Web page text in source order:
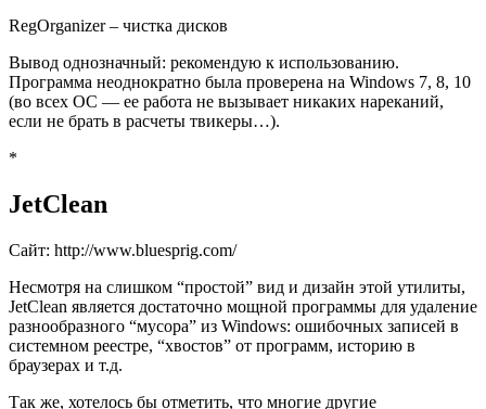
RegOrganizer – чистка дисков
Вывод однозначный: рекомендую к использованию.
Программа неоднократно была проверена на Windows 7, 8, 10
(во всех ОС — ее работа не вызывает никаких нареканий,
если не брать в расчеты твикеры…).
*
JetClean
Сайт: http://www.bluesprig.com/
Несмотря на слишком “простой” вид и дизайн этой утилиты,
JetClean является достаточно мощной программы для удаление
разнообразного “мусора” из Windows: ошибочных записей в
системном реестре, “хвостов” от программ, историю в
браузерах и т.д.
Так же, хотелось бы отметить, что многие другие